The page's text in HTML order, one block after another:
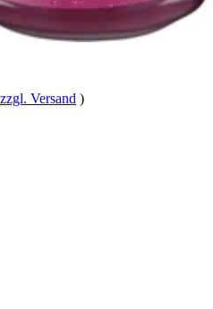
zzgl. Versand )